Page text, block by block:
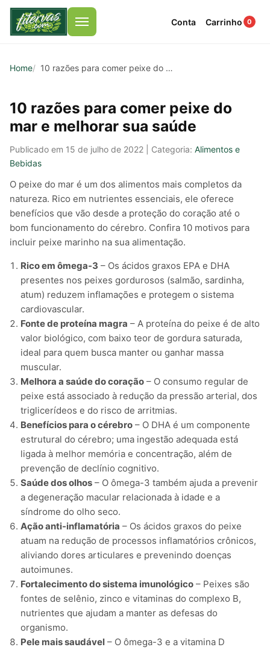
Menu Conta Carrinho 0
Home 10 razões para comer peixe do mar
10 razões para comer peixe do
mar e melhorar sua saúde
Publicado em 15 de julho de 2022 | Categoria: Alimentos e
Bebidas
O peixe do mar é um dos alimentos mais completos da
natureza. Rico em nutrientes essenciais, ele oferece
benefícios que vão desde a proteção do coração até o
bom funcionamento do cérebro. Confira 10 motivos para
incluir peixe marinho na sua alimentação.
Rico em ômega-3 – Os ácidos graxos EPA e DHA
presentes nos peixes gordurosos (salmão, sardinha,
atum) reduzem inflamações e protegem o sistema
cardiovascular.
Fonte de proteína magra – A proteína do peixe é de alto
valor biológico, com baixo teor de gordura saturada,
ideal para quem busca manter ou ganhar massa
muscular.
Melhora a saúde do coração – O consumo regular de
peixe está associado à redução da pressão arterial, dos
triglicerídeos e do risco de arritmias.
Benefícios para o cérebro – O DHA é um componente
estrutural do cérebro; uma ingestão adequada está
ligada à melhor memória e concentração, além de
prevenção de declínio cognitivo.
Saúde dos olhos – O ômega-3 também ajuda a prevenir
a degeneração macular relacionada à idade e a
síndrome do olho seco.
Ação anti-inflamatória – Os ácidos graxos do peixe
atuam na redução de processos inflamatórios crônicos,
aliviando dores articulares e prevenindo doenças
autoimunes.
Fortalecimento do sistema imunológico – Peixes são
fontes de selênio, zinco e vitaminas do complexo B,
nutrientes que ajudam a manter as defesas do
organismo.
Pele mais saudável – O ômega-3 e a vitamina D